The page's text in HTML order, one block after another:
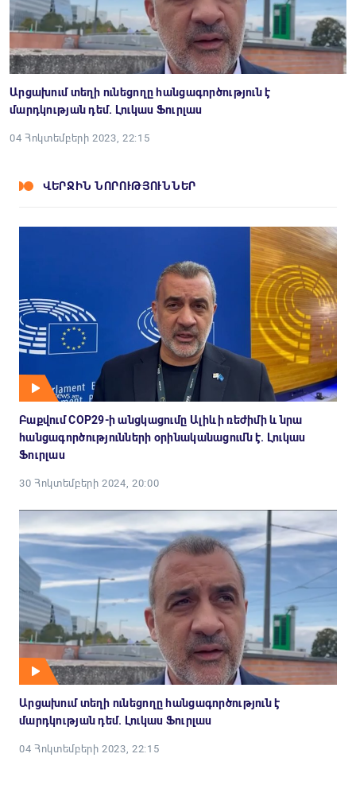
Արցախում տեղի ունեցողը հանցագործություն է
մարդկության դեմ. Լուկաս Ֆուրլաս
04 Հոկտեմբերի 2023, 22:15
ՎԵՐՋԻՆ ՆՈՐՈՒԹՅՈՒՆՆԵՐ
Բաքվում COP29-ի անցկացումը Ալիևի ռեժիմի և նրա
հանցագործությունների օրինականացումն է. Լուկաս
Ֆուրլաս
30 Հոկտեմբերի 2024, 20:00
Արցախում տեղի ունեցողը հանցագործություն է
մարդկության դեմ. Լուկաս Ֆուրլաս
04 Հոկտեմբերի 2023, 22:15